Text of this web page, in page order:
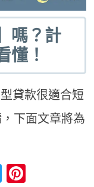
嗎？計
懂！
貸款很適合短
下面文章將為
Twitter